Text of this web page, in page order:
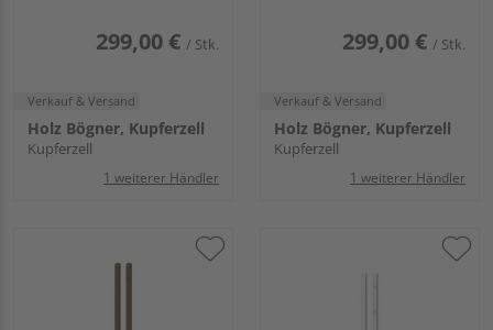
299,00 € / Stk.
Verkauf & Versand
Holz Bögner, Kupferzell
Kupferzell
1 weiterer Händler
299,00 € / Stk.
Verkauf & Versand
Holz Bögner, Kupferzell
Kupferzell
1 weiterer Händler